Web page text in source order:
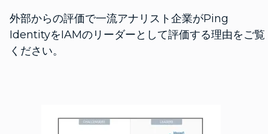
外部からの評価で一流アナリスト企業がPing
IdentityをIAMのリーダーとして評価する理由をご覧
ください。